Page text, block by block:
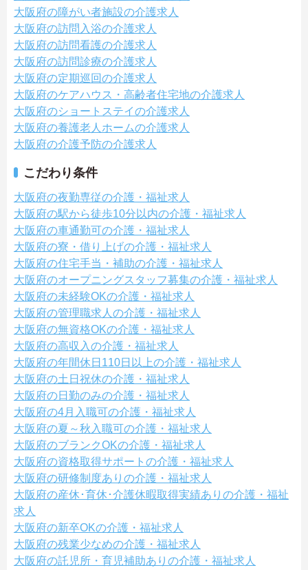
大阪府の障がい者施設の介護求人
大阪府の訪問入浴の介護求人
大阪府の訪問看護の介護求人
大阪府の訪問診療の介護求人
大阪府の定期巡回の介護求人
大阪府のケアハウス・高齢者住宅地の介護求人
大阪府のショートステイの介護求人
大阪府の養護老人ホームの介護求人
大阪府の介護予防の介護求人
こだわり条件
大阪府の夜勤専従の介護・福祉求人
大阪府の駅から徒歩10分以内の介護・福祉求人
大阪府の車通勤可の介護・福祉求人
大阪府の寮・借り上げの介護・福祉求人
大阪府の住宅手当・補助の介護・福祉求人
大阪府のオープニングスタッフ募集の介護・福祉求人
大阪府の未経験OKの介護・福祉求人
大阪府の管理職求人の介護・福祉求人
大阪府の無資格OKの介護・福祉求人
大阪府の高収入の介護・福祉求人
大阪府の年間休日110日以上の介護・福祉求人
大阪府の土日祝休の介護・福祉求人
大阪府の日勤のみの介護・福祉求人
大阪府の4月入職可の介護・福祉求人
大阪府の夏～秋入職可の介護・福祉求人
大阪府のブランクOKの介護・福祉求人
大阪府の資格取得サポートの介護・福祉求人
大阪府の研修制度ありの介護・福祉求人
大阪府の産休･育休･介護休暇取得実績ありの介護・福祉
求人
大阪府の新卒OKの介護・福祉求人
大阪府の残業少なめの介護・福祉求人
大阪府の託児所・育児補助ありの介護・福祉求人